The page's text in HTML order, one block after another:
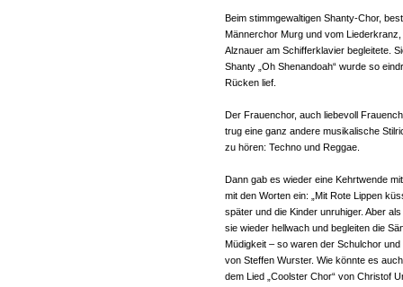
Beim stimmgewaltigen Shanty-Chor,
Männerchor Murg und vom
Alznauer am Schifferklavier begleitete.
Shanty „Oh Shenandoah“ wurde so
Rücken lief.
Der Frauenchor, auch liebevoll
trug eine ganz andere musikalische
zu hören: Techno und Reggae.
Dann gab es wieder eine Kehrtwende
mit den Worten ein: „Mit Rote Lippen
später und die Kinder unruhiger. Aber
sie wieder hellwach und begleiten die
Müdigkeit – so waren der Schulchor
von Steffen Wurster. Wie könnte es
dem Lied „Coolster Chor“ von Christof